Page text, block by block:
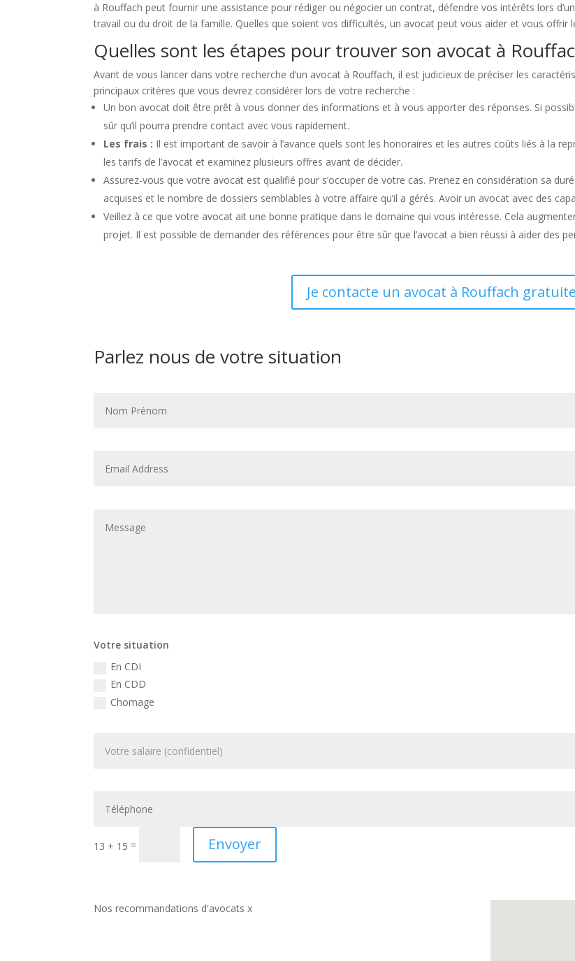
à Rouffach peut fournir une assistance pour rédiger ou négocier un contrat, défendre vos intérêts lors
travail ou du droit de la famille. Quelles que soient vos difficultés, un avocat peut vous aider et vous offrir
Quelles sont les étapes pour trouver son avocat à
Avant de vous lancer dans votre recherche d’un avocat à Rouffach, il est judicieux de préciser les
principaux critères que vous devrez considérer lors de votre recherche :
Un bon avocat doit être prêt à vous donner des informations et à vous apporter des réponses. Si
sûr qu’il pourra prendre contact avec vous rapidement.
Les frais : Il est important de savoir à l’avance quels sont les honoraires et les autres coûts liés à la
les tarifs de l’avocat et examinez plusieurs offres avant de décider.
Assurez-vous que votre avocat est qualifié pour s’occuper de votre cas. Prenez en considération sa
acquises et le nombre de dossiers semblables à votre affaire qu’il a gérés. Avoir un avocat avec des
Veillez à ce que votre avocat ait une bonne pratique dans le domaine qui vous intéresse. Cela
projet. Il est possible de demander des références pour être sûr que l’avocat a bien réussi à aider des
Je contacte un avocat à Rouffach
Parlez nous de votre situation
Votre situation
En CDI
En CDD
Chomage
13 + 15 = Envoyer
Nos recommandations d'avocats x